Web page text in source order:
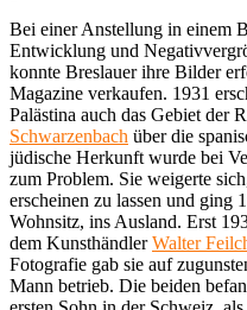
Bei einer Anstellung in einem
Entwicklung und
konnte Breslauer ihre Bilder
Magazine verkaufen. 1931
Palästina auch das Gebiet der
Schwarzenbach über die
jüdische Herkunft wurde bei
zum Problem. Sie weigerte
erscheinen zu lassen und ging
Wohnsitz, ins Ausland. Erst
dem KunsthändlerWalter
Fotografie gab sie auf
Mann betrieb. Die beiden